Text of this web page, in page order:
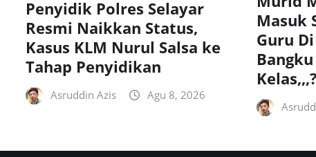
Penyidik Polres Selayar
Resmi Naikkan Status,
Kasus KLM Nurul Salsa ke
Tahap Penyidikan
Asruddin Azis Agu 8, 2026
Masuk
Guru
Kelas,,,?